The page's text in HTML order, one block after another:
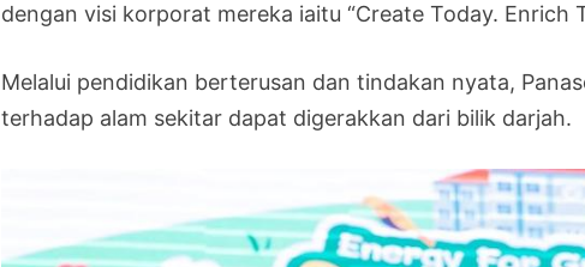
dengan visi korporat mereka iaitu “Create Today. Enrich
Melalui pendidikan berterusan dan tindakan nyata,
terhadap alam sekitar dapat digerakkan dari bilik darjah.